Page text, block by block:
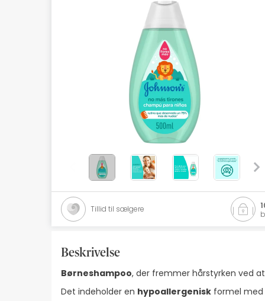
Bedste sælgere
Health Points
Tillid til sælgere
Beskrivelse
Børneshampoo, der fremmer hårstyrken ved
Det indeholder en hypoallergenisk formel